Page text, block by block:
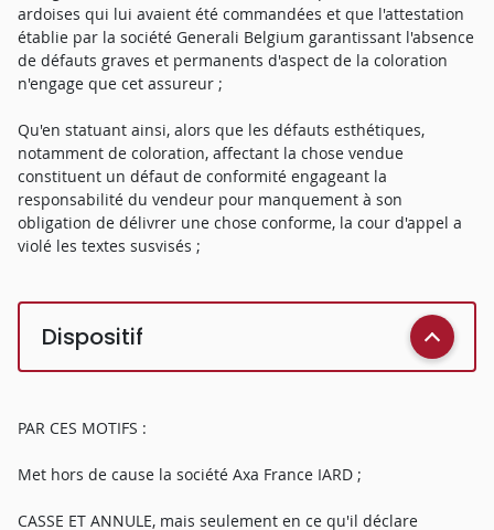
ardoises qui lui avaient été commandées et que l'attestation
établie par la société Generali Belgium garantissant l'absence
de défauts graves et permanents d'aspect de la coloration
n'engage que cet assureur ;
Qu'en statuant ainsi, alors que les défauts esthétiques,
notamment de coloration, affectant la chose vendue
constituent un défaut de conformité engageant la
responsabilité du vendeur pour manquement à son
obligation de délivrer une chose conforme, la cour d'appel a
violé les textes susvisés ;
Dispositif
PAR CES MOTIFS :
Met hors de cause la société Axa France IARD ;
CASSE ET ANNULE, mais seulement en ce qu'il déclare